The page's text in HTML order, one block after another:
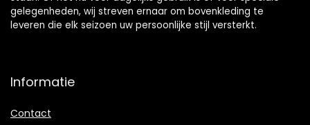
gelegenheden, wij streven ernaar om bovenkleding te
leveren die elk seizoen uw persoonlijke stijl versterkt.
Informatie
Contact